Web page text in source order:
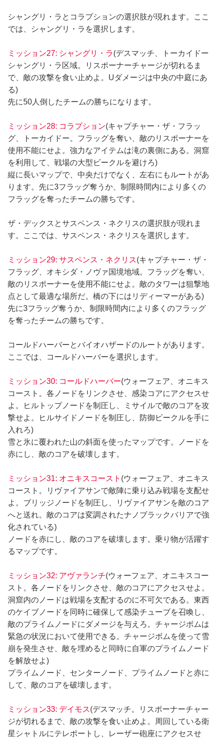
シャングリ・ラとコラプションの選択肢が現れます。ここ
では、シャングリ・ラを選択します。
ミッション27: シャングリ・ラ(デスマッチ、トーカイドー
シャングリ・ラ区域。リスポーナーチャージが切れるま
で、敵の攻撃を食い止めよ。Uダメージは中央の中庭にあ
る)
先に50人倒したチームの勝ちになります。
ミッション28: コラプション(キャプチャー・ザ・フラッ
グ、トーカイドー。フラッグを奪い、敵のリスポーナーを
使用不能にせよ。強力なアイテムは滝の裏側にある。洞窟
を利用して、戦場の大型ビークルを避けろ)
縦に長いマップで、中央だけでなく、左右にもルートがあ
ります。先に3フラッグ奪うか、制限時間内により多くの
フラッグを奪ったチームの勝ちです。
ザ・デックスとサスペンス・ネクリスの選択肢が現れま
す。ここでは、サスペンス・ネクリスを選択します。
ミッション29: サスペンス・ネクリス(キャプチャー・ザ・
フラッグ、オキシダ・ノヴァ国境地域。フラッグを奪い、
敵のリスポーナーを使用不能にせよ。敵のタワーは狙撃地
点として最適な場所だ。橋の下にはリディーマーがある)
先に3フラッグ奪うか、制限時間内により多くのフラッグ
を奪ったチームの勝ちです。
コールドハーバーとバイオハザードのルートがあります。
ここでは、コールドハーバーを選択します。
ミッション30: コールドハーバー(ウォーフェア、オニキス
コースト。各ノードをリンクさせ、感染コアにアクセスせ
よ。ヒルトップノードを制圧し、ミサイルで敵のコアを攻
撃せよ。ヒルサイドノードを制圧し、防御ビークルを手に
入れろ)
雪と氷に覆われた山の斜面を使ったマップです。ノードを
赤にし、敵のコアを破壊します。
ミッション31: オニキスコースト (ウォーフェア、オニキス
コースト。リヴァイアサンで敵陣に乗り込み戦場を支配せ
よ。ブリッジノードを制圧し、リヴァイアサンを敵のコア
へと送れ。敵のコアは変調されたナノブラックバリアで強
化されている)
ノードを赤にし、敵のコアを破壊します。乗り物が活躍す
るマップです。
ミッション32: アヴァランチ(ウォーフェア、オニキスコー
スト。各ノードをリンクさせ、敵のコアにアクセスせよ。
洞窟内のノードは戦場を支配するのに不可欠である。東西
のケイブノードを同時に確保して感染チューブを召喚し、
敵のプライムノードにダメージを与えろ。チャージボムは
緊急の状況において使用できる。チャージボムを使って雪
崩を発生させ、敵を埋めると同時に自軍のプライムノード
を解放せよ)
プライムノード、センターノード、プライムノードと赤に
して、敵のコアを破壊します。
ミッション33: デイモス(デスマッチ。リスポーナーチャー
ジが切れるまで、敵の攻撃を食い止めよ。周回している衛
星シャトルにテレポートし、レーザー砲座にアクセスせ